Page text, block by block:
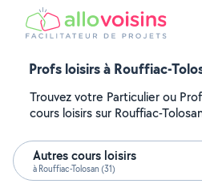
Profs loisirs à Rouffiac-
Trouvez votre Particulier ou
cours loisirs sur Rouffiac-
Autres cours loisirs
à Rouffiac-Tolosan (31)